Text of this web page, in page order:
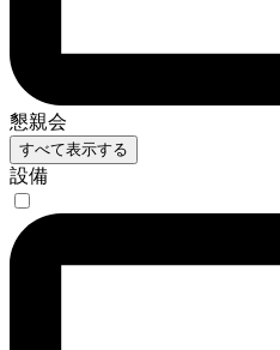
懇親会
すべて表示する
設備